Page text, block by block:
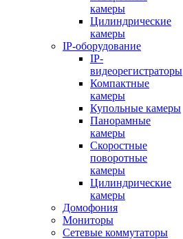
камеры
Цилиндрические
камеры
IP-оборудование
IP-
видеорегистраторы
Компактные
камеры
Купольные камеры
Панорамные
камеры
Скоростные
поворотные
камеры
Цилиндрические
камеры
Домофония
Мониторы
Сетевые коммутаторы